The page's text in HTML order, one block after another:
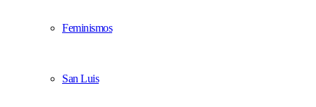
Feminismos
San Luis